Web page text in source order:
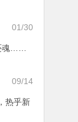
01/30
魂……
09/14
热乎新